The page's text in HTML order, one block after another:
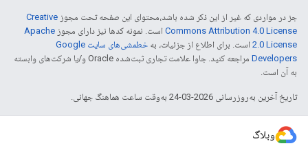
جز در مواردی که غیر از این ذکر شده باشد،‌محتوای این صفحه تحت مجوز Creative
Commons Attribution 4.0 License است. نمونه کدها نیز دارای مجوز Apache
2.0 License است. برای اطلاع از جزئیات، به
خطمشی‌های سایت Google
Developers‏
مراجعه کنید. جاوا علامت تجاری ثبت‌شده Oracle و/یا شرکت‌های وابسته
به آن است.
تاریخ آخرین به‌روزرسانی 2026-03-24 به‌وقت ساعت هماهنگ جهانی.
وبلاگ